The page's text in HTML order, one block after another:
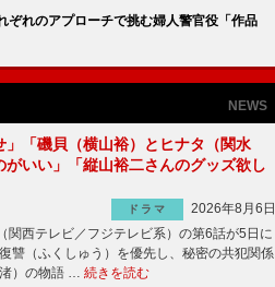
れのアプローチで挑む婦人警官役「作品
NEWS
「磯貝（横山裕）とヒナタ（関水
いい」「縦山裕二さんのグッズ欲し
ドラマ
2026年8月6日
西テレビ／フジテレビ系）の第6話が5日に
（ふくしゅう）を優先し、秘密の共犯関係
）の物語 … 続きを読む